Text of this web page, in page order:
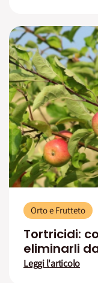
Orto e Frutteto
Tortricidi:
eliminarli
Leggi l'articolo